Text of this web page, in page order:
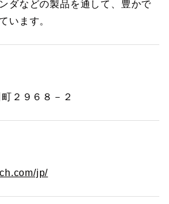
ダなどの製品を通して、豊かで
います。
２９６８－２
jp/